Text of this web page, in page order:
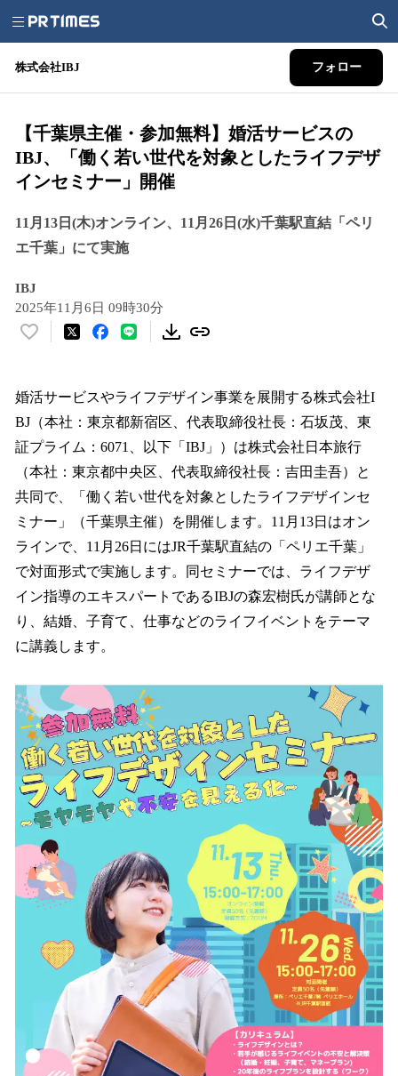
株式会社IBJ フォロー
【千葉県主催・参加無料】婚活サービスの
IBJ、「働く若い世代を対象としたライフデザ
インセミナー」開催
11月13日(木)オンライン、11月26日(水)千葉駅直結「ペリ
エ千葉」にて実施
IBJ
2025年11月6日 09時30分
い
！
数
を
読
み
込
み
中
で
す
婚活サービスやライフデザイン事業を展開する株式会社I
BJ（本社：東京都新宿区、代表取締役社長：石坂茂、東
証プライム：6071、以下「IBJ」）は株式会社日本旅行
（本社：東京都中央区、代表取締役社長：吉田圭吾）と
共同で、「働く若い世代を対象としたライフデザインセ
ミナー」（千葉県主催）を開催します。11月13日はオン
ラインで、11月26日にはJR千葉駅直結の「ペリエ千葉」
で対面形式で実施します。同セミナーでは、ライフデザ
イン指導のエキスパートであるIBJの森宏樹氏が講師とな
り、結婚、子育て、仕事などのライフイベントをテーマ
に講義します。